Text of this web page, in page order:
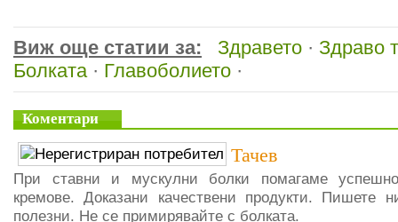
Виж още статии за: Здравето · Здраво
Болката· Главоболието ·
Коментари
Тачев
При ставни и мускулни болки помагаме
кремове. Доказани качествени продукти.
полезни. Не се примирявайте с болката.